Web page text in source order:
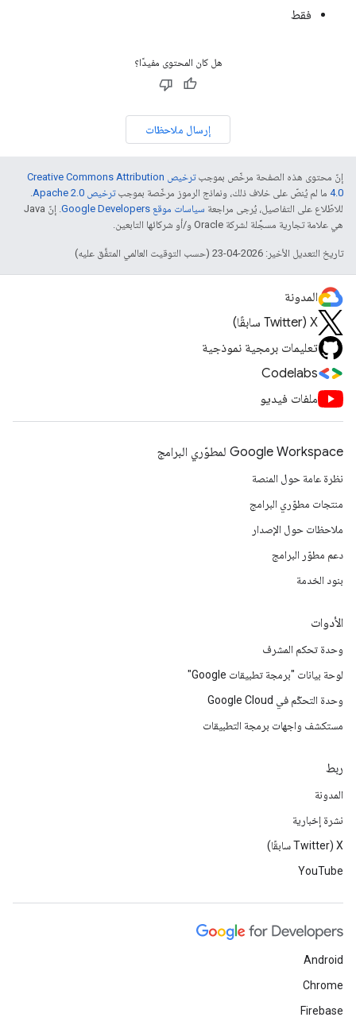
فقط
هل كان المحتوى مفيدًا؟
إرسال ملاحظات
إنّ محتوى هذه الصفحة مرخّص بموجب
ترخيص Creative Commons Attribution
4.0‏ ما لم يُنصّ على خلاف ذلك، ونماذج الرموز مرخّصة بموجبترخيص Apache 2.0‏
.
للاطّلاع على التفاصيل، يُرجى مراجعة سياسات موقع Google Developers‏
. إنّ Java
هي علامة تجارية مسجَّلة لشركة Oracle و/أو شركائها التابعين.
تاريخ التعديل الأخير: 2026-04-23 (حسب التوقيت العالمي المتفَّق عليه)
المدونة
‫X ‏(Twitter سابقًا)
تعليمات برمجية نموذجية
Codelabs
ملفات فيديو
Google Workspace لمطوّري البرامج
نظرة عامة حول المنصة
منتجات مطوّري البرامج
ملاحظات حول الإصدار
دعم مطوّر البرامج
بنود الخدمة
الأدوات
وحدة تحكم المشرف
لوحة بيانات "برمجة تطبيقات Google"
وحدة التحكّم في Google Cloud
مستكشف واجهات برمجة التطبيقات
ربط
المدونة
نشرة إخبارية
‫X ‏(Twitter سابقًا)
YouTube
Android
Chrome
Firebase